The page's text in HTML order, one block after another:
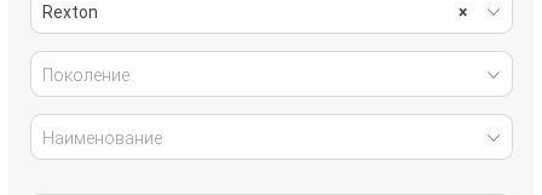
×
Rexton
Поколение
Наименование